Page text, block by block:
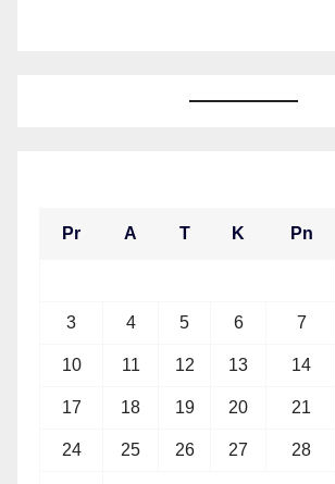
Pr A T K Pn
3 4 5 6 7
10 11 12 13 14
17 18 19 20 21
24 25 26 27 28